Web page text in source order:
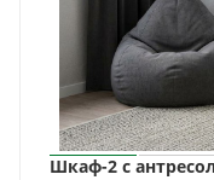
Шкаф-2 с